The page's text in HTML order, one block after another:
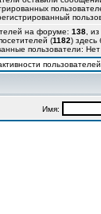
на форуме: 138 ,
(1182)
пользователи: Нет
Имя: